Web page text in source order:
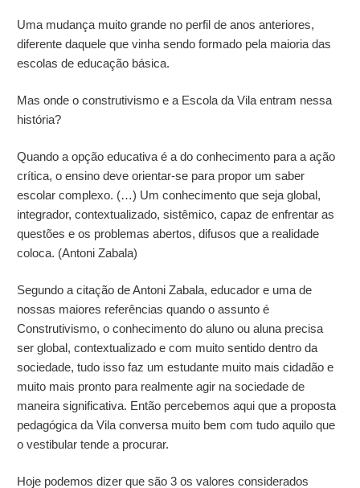
Uma mudança muito grande no perfil de anos anteriores,
diferente daquele que vinha sendo formado pela maioria das
escolas de educação básica.
Mas onde o construtivismo e a Escola da Vila entram nessa
história?
Quando a opção educativa é a do conhecimento para a ação
crítica, o ensino deve orientar-se para propor um saber
escolar complexo. (…) Um conhecimento que seja global,
integrador, contextualizado, sistêmico, capaz de enfrentar as
questões e os problemas abertos, difusos que a realidade
coloca. (Antoni Zabala)
Segundo a citação de Antoni Zabala, educador e uma de
nossas maiores referências quando o assunto é
Construtivismo, o conhecimento do aluno ou aluna precisa
ser global, contextualizado e com muito sentido dentro da
sociedade, tudo isso faz um estudante muito mais cidadão e
muito mais pronto para realmente agir na sociedade de
maneira significativa. Então percebemos aqui que a proposta
pedagógica da Vila conversa muito bem com tudo aquilo que
o vestibular tende a procurar.
Hoje podemos dizer que são 3 os valores considerados